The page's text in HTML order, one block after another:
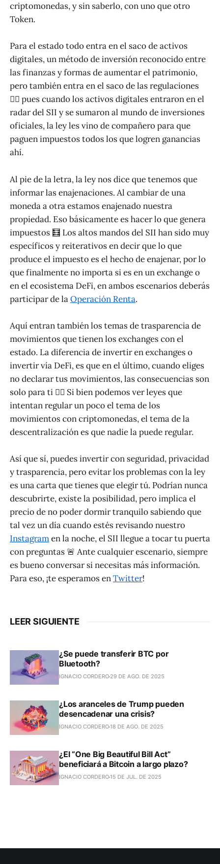
criptomonedas, y sin saberlo, con uno que otro
Token.
Para el estado todo entra en el saco de activos
digitales, un método de inversión reconocido entre
las finanzas y formas de aumentar el patrimonio,
pero también entra en el saco de las regulaciones
👮‍♂️ pues cuando los activos digitales entraron en el
radar del SII y se sumaron al mundo de inversiones
oficiales, la ley les vino de compañero para que
paguen impuestos todos los que logren ganancias
ahí.
Al pie de la letra, la ley nos dice que tenemos que
informar las enajenaciones. Al cambiar de una
moneda a otra estamos enajenado nuestra
propiedad. Eso básicamente es hacer lo que genera
impuestos 🧮 Los altos mandos del SII han sido muy
específicos y reiterativos en decir que lo que
produce el impuesto es el hecho de enajenar, por lo
que finalmente no importa si es en un exchange o
en el ecosistema DeFi, en ambos escenarios deberás
participar de laOperación Renta.
Aquí entran también los temas de trasparencia de
movimientos que tienen los exchanges con el
estado. La diferencia de invertir en exchanges o
invertir vía DeFi, es que en el último, cuando eliges
no declarar tus movimientos, las consecuencias son
solo para ti 👨‍⚖️ Si bien podemos ver leyes que
intentan regular un poco el tema de los
movimientos con criptomonedas, el tema de la
descentralización es que nadie la puede regular.
Así que sí, puedes invertir con seguridad, privacidad
y trasparencia, pero evitar los problemas con la ley
es una carta que tienes que elegir tú. Podrían nunca
descubrirte, existe la posibilidad, pero implica el
precio de no poder dormir tranquilo sabiendo que
tal vez un día cuando estés revisando nuestro
Instagramen la noche, el SII llegue a tocar tu puerta
con preguntas 🚨 Ante cualquier escenario, siempre
es bueno conversar si necesitas más información.
Para eso, ¡te esperamos enTwitter!
LEER SIGUIENTE
¿Se puede transferir BTC por
Bluetooth?
IGNACIO CORDERO 29 DE AGO. DE 2025
¿Los aranceles de Trump pueden
desencadenar una crisis?
IGNACIO CORDERO18 DE AGO. DE 2025
¿El “One Big Beautiful Bill Act”
beneficiará a Bitcoin a largo plazo?
IGNACIO CORDERO15 DE JUL. DE 2025